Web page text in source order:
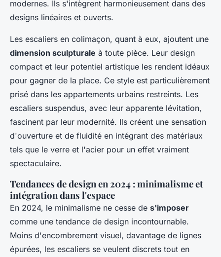
modernes. Ils s'intègrent harmonieusement dans des
designs linéaires et ouverts.
Les escaliers en colimaçon, quant à eux, ajoutent une
dimension sculpturale à toute pièce. Leur design
compact et leur potentiel artistique les rendent idéaux
pour gagner de la place. Ce style est particulièrement
prisé dans les appartements urbains restreints. Les
escaliers suspendus, avec leur apparente lévitation,
fascinent par leur modernité. Ils créent une sensation
d'ouverture et de fluidité en intégrant des matériaux
tels que le verre et l'acier pour un effet vraiment
spectaculaire.
Tendances de design en 2024 : minimalisme et
intégration dans l'espace
En 2024, le minimalisme ne cesse de s'imposer
comme une tendance de design incontournable.
Moins d'encombrement visuel, davantage de lignes
épurées, les escaliers se veulent discrets tout en